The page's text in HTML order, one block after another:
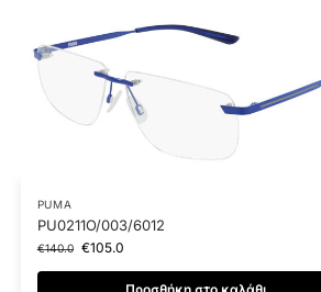
PUMA
PU0211O/003/6012
€140.0 €105.0